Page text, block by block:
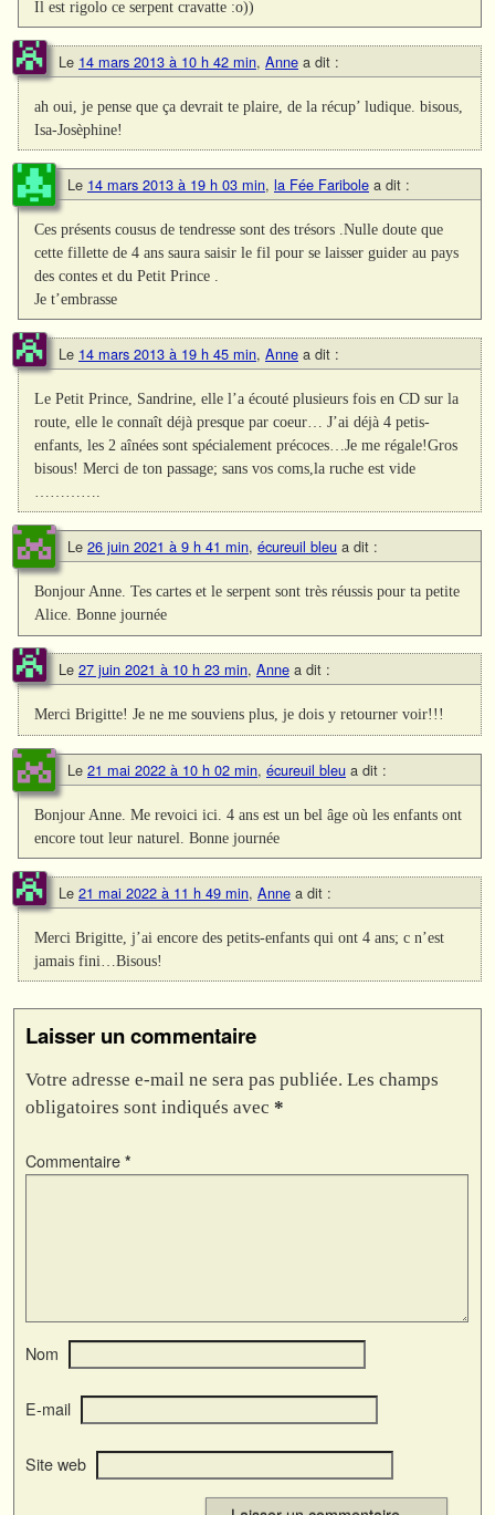
Il est rigolo ce serpent cravatte :o))
Le 14 mars 2013 à 10 h 42 min, Anne a dit :
ah oui, je pense que ça devrait te plaire, de la récup’ ludique. bisous,
Isa-Josèphine!
Le 14 mars 2013 à 19 h 03 min, la Fée Faribole a dit :
Ces présents cousus de tendresse sont des trésors .Nulle doute que
cette fillette de 4 ans saura saisir le fil pour se laisser guider au pays
des contes et du Petit Prince .
Je t’embrasse
Le 14 mars 2013 à 19 h 45 min, Anne a dit :
Le Petit Prince, Sandrine, elle l’a écouté plusieurs fois en CD sur la
route, elle le connaît déjà presque par coeur… J’ai déjà 4 petis-
enfants, les 2 aînées sont spécialement précoces…Je me régale!Gros
bisous! Merci de ton passage; sans vos coms,la ruche est vide
………….
Le 26 juin 2021 à 9 h 41 min, écureuil bleu a dit :
Bonjour Anne. Tes cartes et le serpent sont très réussis pour ta petite
Alice. Bonne journée
Le 27 juin 2021 à 10 h 23 min, Anne a dit :
Merci Brigitte! Je ne me souviens plus, je dois y retourner voir!!!
Le 21 mai 2022 à 10 h 02 min, écureuil bleu a dit :
Bonjour Anne. Me revoici ici. 4 ans est un bel âge où les enfants ont
encore tout leur naturel. Bonne journée
Le 21 mai 2022 à 11 h 49 min, Anne a dit :
Merci Brigitte, j’ai encore des petits-enfants qui ont 4 ans; c n’est
jamais fini…Bisous!
Laisser un commentaire
Votre adresse e-mail ne sera pas publiée. Les champs
obligatoires sont indiqués avec *
Commentaire *
Nom
E-mail
Site web